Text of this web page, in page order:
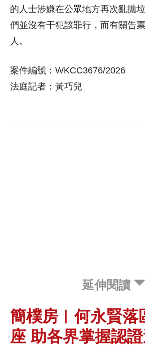
的人士涉嫌在公眾地方再次亂拋
們並沒有干犯該罪行，而有關告
人。
案件編號：WKCC3676/2026
法庭記者：黃巧兒
延伸閱讀
簡樸房︱何永賢落
座 助各界掌握認